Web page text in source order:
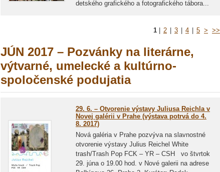
detského grafického a fotografického tábora...
1 2 3 4 5 > >>
JÚN 2017 – Pozvánky na literárne,
výtvarné, umelecké a kultúrno-
spoločenské podujatia
29. 6. – Otvorenie výstavy Juliusa Reichla v
Novej galérii v Prahe (výstava potrvá do 4.
8. 2017)
Nová galéria v Prahe pozvýva na slavnostné
otvorenie výstavy Julius Reichel White
trash/Trash Pop FCK – YR – CSH vo štvrtok
29. júna o 19.00 hod. v Nové galerii na adrese